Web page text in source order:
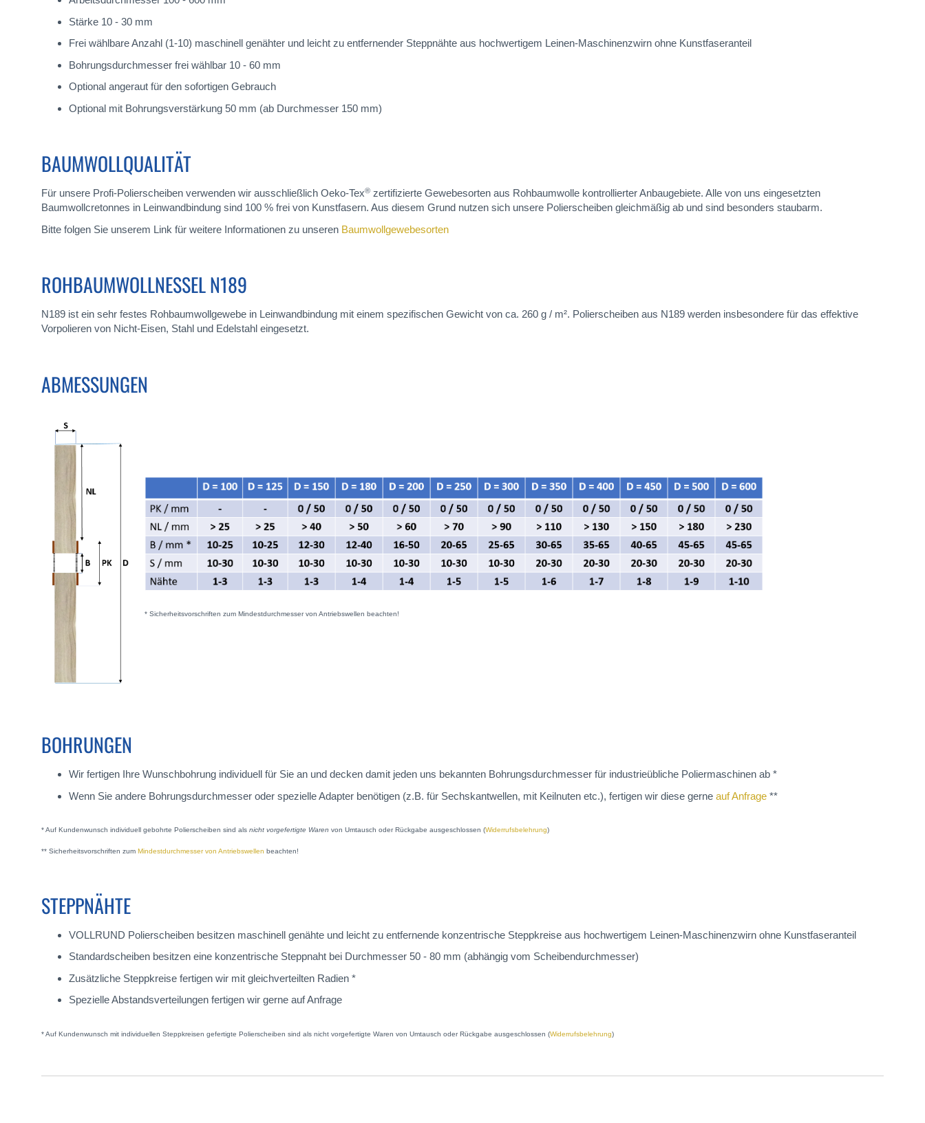
Stärke 10 - 30 mm
Frei wählbare Anzahl (1-10) maschinell genähter und leicht zu entfernender Steppnähte aus hochwertigem Leinen-Maschinenzwirn ohne Kunstfaseranteil
Bohrungsdurchmesser frei wählbar 10 - 60 mm
Optional angeraut für den sofortigen Gebrauch
Optional mit Bohrungsverstärkung 50 mm (ab Durchmesser 150 mm)
BAUMWOLLQUALITÄT
Für unsere Profi-Polierscheiben verwenden wir ausschließlich Oeko-Tex® zertifizierte Gewebesorten aus Rohbaumwolle kontrollierter Anbaugebiete. Alle von uns eingesetzten
Baumwollcretonnes in Leinwandbindung sind 100 % frei von Kunstfasern. Aus diesem Grund nutzen sich unsere Polierscheiben gleichmäßig ab und sind besonders staubarm.
Bitte folgen Sie unserem Link für weitere Informationen zu unseren Baumwollgewebesorten
ROHBAUMWOLLNESSEL N189
N189 ist ein sehr festes Rohbaumwollgewebe in Leinwandbindung mit einem spezifischen Gewicht von ca. 260 g / m². Polierscheiben aus N189 werden insbesondere für das effektive
Vorpolieren von Nicht-Eisen, Stahl und Edelstahl eingesetzt.
ABMESSUNGEN
* Sicherheitsvorschriften zum Mindestdurchmesser von Antriebswellen beachten!
BOHRUNGEN
Wir fertigen Ihre Wunschbohrung individuell für Sie an und decken damit jeden uns bekannten Bohrungsdurchmesser für industrieübliche Poliermaschinen ab *
Wenn Sie andere Bohrungsdurchmesser oder spezielle Adapter benötigen (z.B. für Sechskantwellen, mit Keilnuten etc.), fertigen wir diese gerne auf Anfrage **
* Auf Kundenwunsch individuell gebohrte Polierscheiben sind als nicht vorgefertigte Waren von Umtausch oder Rückgabe ausgeschlossen (Widerrufsbelehrung)
** Sicherheitsvorschriften zum Mindestdurchmesser von Antriebswellen beachten!
STEPPNÄHTE
VOLLRUND Polierscheiben besitzen maschinell genähte und leicht zu entfernende konzentrische Steppkreise aus hochwertigem Leinen-Maschinenzwirn ohne Kunstfaseranteil
Standardscheiben besitzen eine konzentrische Steppnaht bei Durchmesser 50 - 80 mm (abhängig vom Scheibendurchmesser)
Zusätzliche Steppkreise fertigen wir mit gleichverteilten Radien *
Spezielle Abstandsverteilungen fertigen wir gerne auf Anfrage
* Auf Kundenwunsch mit individuellen Steppkreisen gefertigte Polierscheiben sind als nicht vorgefertigte Waren von Umtausch oder Rückgabe ausgeschlossen (Widerrufsbelehrung)